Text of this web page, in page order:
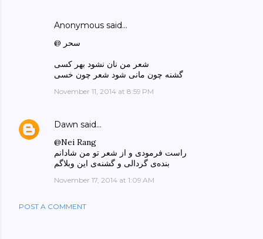
Anonymous said…
@ سحر
شعر من نان نشود بهر کسی
گشنه چون مانی شود شعر چون خسی
November 11, 2014 at 8:59 PM
Dawn said…
@Nei Rang
راست فرمودی و از شعر تو من شادانم
بنده‌ی گردالی و گشنه‌ی این وبلاگم
November 17, 2014 at 1:09 AM
POST A COMMENT